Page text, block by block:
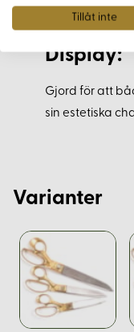
inklusive tyg och
Display:
Gjord för att
sin estetiska
Varianter
Tillåt inte